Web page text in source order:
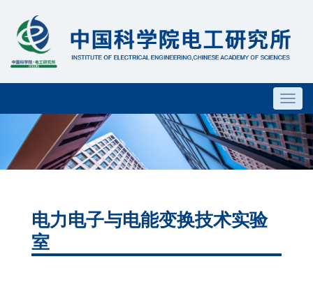
电力电子与电能变换技术实验
室